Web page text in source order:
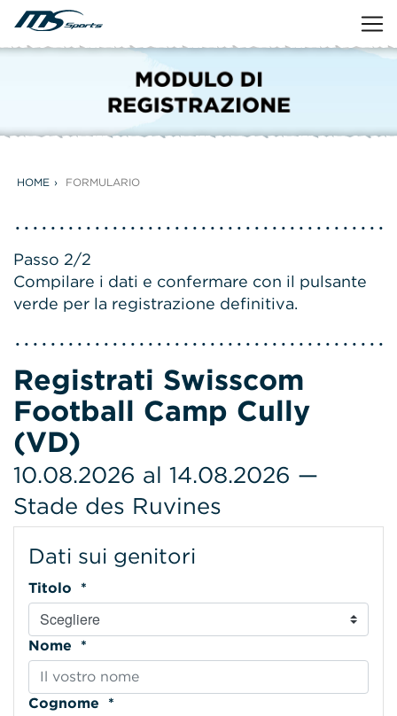
HOME FORMULARIO
Passo 2/2
Compilare i dati e confermare con il pulsante
verde per la registrazione definitiva.
Registrati Swisscom
Football Camp Cully
(VD)
10.08.2026 al 14.08.2026 —
Stade des Ruvines
Dati sui genitori
Titolo *
Nome *
Cognome *